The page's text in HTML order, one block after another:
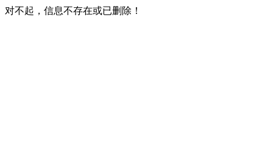
对不起，信息不存在或已删除！